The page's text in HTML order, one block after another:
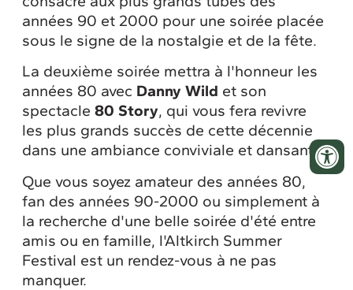
années 90 et 2000 pour une soirée placée
sous le signe de la nostalgie et de la fête.
La deuxième soirée mettra à l'honneur les
années 80 avec Danny Wild et son
spectacle80 Story, qui vous fera revivre
les plus grands succès de cette décennie
dans une ambiance conviviale et dansante.
Que vous soyez amateur des années 80,
fan des années 90-2000 ou simplement à
la recherche d'une belle soirée d'été entre
amis ou en famille, l'Altkirch Summer
Festival est un rendez-vous à ne pas
manquer.